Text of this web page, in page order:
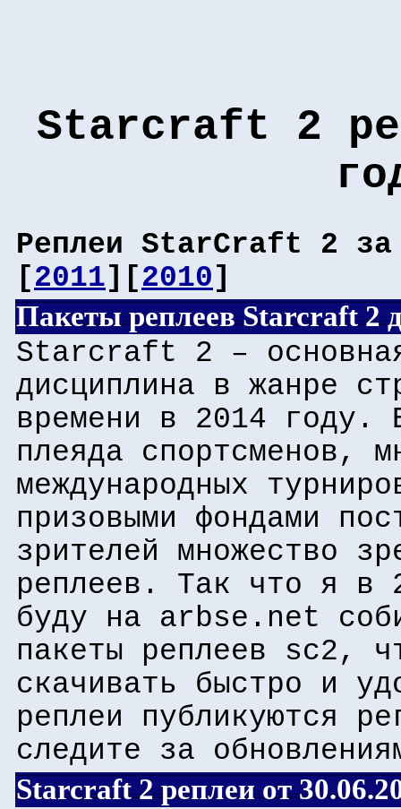
Starcraft 2
Реплеи StarCraft 2
[2011][2010]
Пакеты реплеев Starcraft 2
Starcraft 2 – основная
дисциплина в жанре
времени в 2014 году.
плеяда спортсменов,
международных
призовыми фондами
зрителей множество
реплеев. Так что я в
буду на arbse.net
пакеты реплеев sc2,
скачивать быстро и
реплеи публикуются
следите за
Starcraft 2 реплеи от